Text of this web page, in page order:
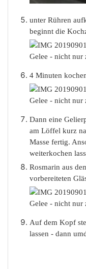
unter Rühren
beginnt die
4 Minuten
Dann eine
am Löffel kurz
Masse fertig.
weiterkochen
Rosmarin aus
vorbereiteten
Auf dem Kopf
lassen - dann